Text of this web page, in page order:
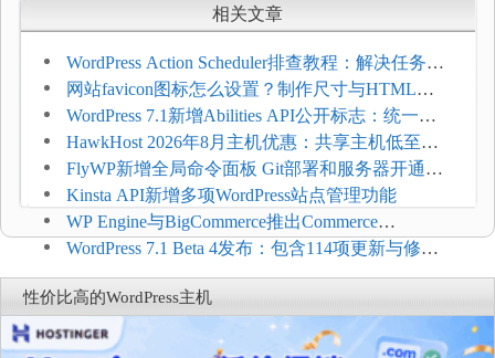
相关文章
WordPress Action Scheduler排查教程：解决任务积
压和订单延迟
网站favicon图标怎么设置？制作尺寸与HTML添
加方法
WordPress 7.1新增Abilities API公开标志：统一支
持REST API、MCP与AI代理
HawkHost 2026年8月主机优惠：共享主机低至
$2.61/月，高性能主机同步折扣
FlyWP新增全局命令面板 Git部署和服务器开通更
方便
Kinsta API新增多项WordPress站点管理功能
WP Engine与BigCommerce推出Commerce
Connect：WordPress商店可保留前台体验并扩展电
商能力
WordPress 7.1 Beta 4发布：包含114项更新与修
复，仅建议在测试环境体验
性价比高的WordPress主机